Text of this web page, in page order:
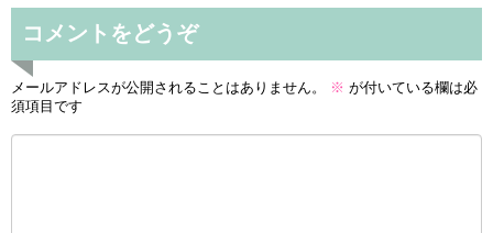
コメントをどうぞ
メールアドレスが公開されることはありません。 ※ が付いている欄は必
須項目です